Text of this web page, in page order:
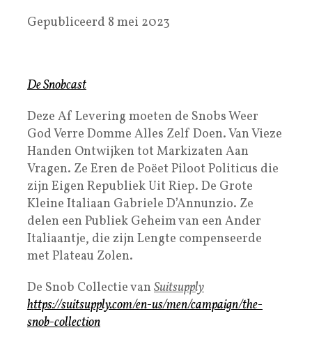
Gepubliceerd 8 mei 2023
De Snobcast
Deze Af Levering moeten de Snobs Weer
God Verre Domme Alles Zelf Doen. Van Vieze
Handen Ontwijken tot Markizaten Aan
Vragen. Ze Eren de Poëet Piloot Politicus die
zijn Eigen Republiek Uit Riep. De Grote
Kleine Italiaan Gabriele D’Annunzio. Ze
delen een Publiek Geheim van een Ander
Italiaantje, die zijn Lengte compenseerde
met Plateau Zolen.
De Snob Collectie van Suitsupply
https://suitsupply.com/en-us/men/campaign/the-
snob-collection